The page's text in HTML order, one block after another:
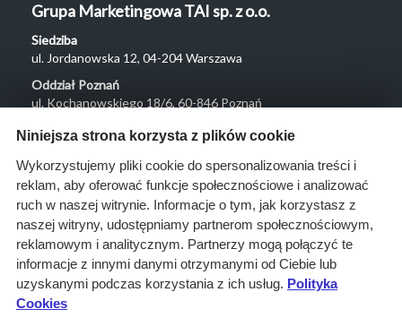
Grupa Marketingowa TAI sp. z o.o.
Siedziba
ul. Jordanowska 12, 04-204 Warszawa
Oddział Poznań
ul. Kochanowskiego 18/6, 60-846 Poznań
Menu
O nas
Rozwiązania
Monitoring
przetargów
Raporty
przetargowe
Niniejsza strona korzysta z plików cookie
Wykorzystujemy pliki cookie do spersonalizowania treści i
reklam, aby oferować funkcje społecznościowe i analizować
ruch w naszej witrynie. Informacje o tym, jak korzystasz z
naszej witryny, udostępniamy partnerom społecznościowym,
reklamowym i analitycznym. Partnerzy mogą połączyć te
informacje z innymi danymi otrzymanymi od Ciebie lub
uzyskanymi podczas korzystania z ich usług. Polityka
Cookies